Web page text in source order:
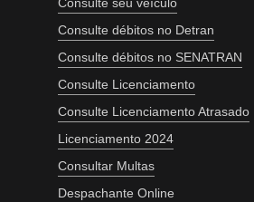
Consulte seu veículo
Consulte débitos no Detran
Consulte débitos no SENATRAN
Consulte Licenciamento
Consulte Licenciamento Atrasado
Licenciamento 2024
Consultar Multas
Despachante Online